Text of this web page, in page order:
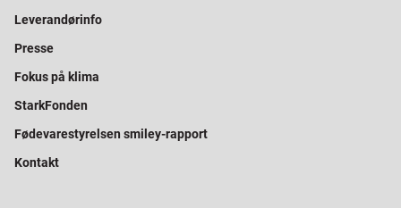
Leverandørinfo
Presse
Fokus på klima
StarkFonden
Fødevarestyrelsen smiley-rapport
Kontakt